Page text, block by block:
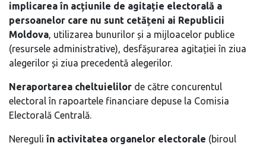
implicarea în acțiunile de agitație electorală a
persoanelor care nu sunt cetățeni ai Republicii
Moldova, utilizarea bunurilor și a mijloacelor publice
(resursele administrative), desfășurarea agitației în ziua
alegerilor și ziua precedentă alegerilor.
Neraportarea cheltuielilor de către concurentul
electoral în rapoartele financiare depuse la Comisia
Electorală Centrală.
Nereguli în activitatea organelor electorale (biroul